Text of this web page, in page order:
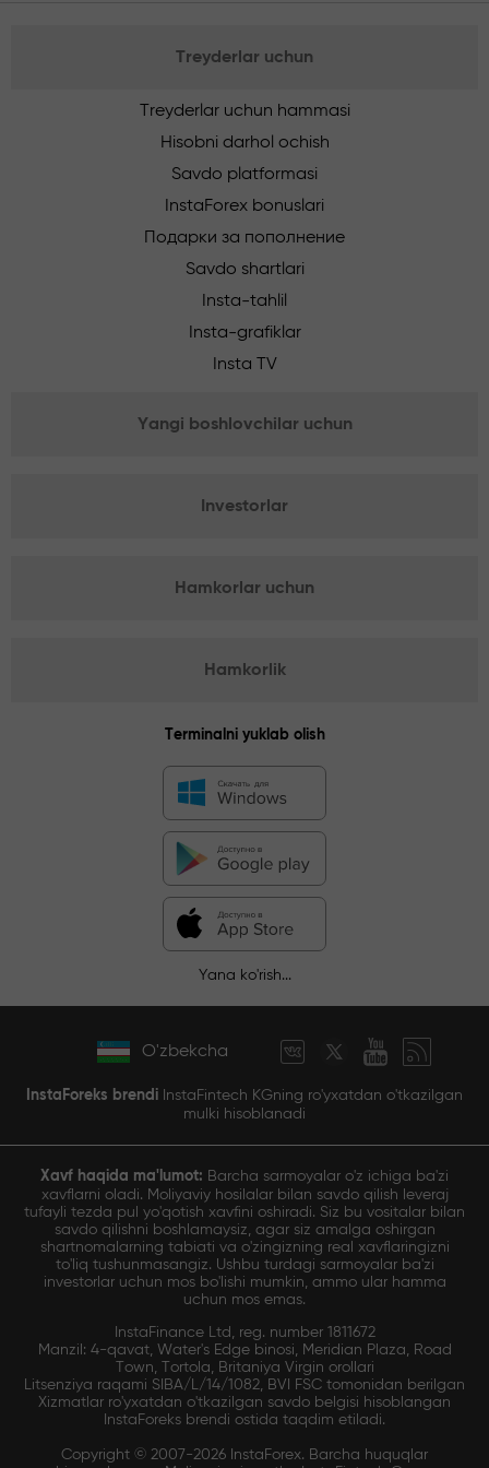
Treyderlar uchun
Treyderlar uchun hammasi
Hisobni darhol ochish
Savdo platformasi
InstaForex bonuslari
Подарки за пополнение
Savdo shartlari
Insta-tahlil
Insta-grafiklar
Insta TV
Yangi boshlovchilar uchun
Investorlar
Hamkorlar uchun
Hamkorlik
Terminalni yuklab olish
Yana ko'rish...
O'zbekcha
InstaForeks brendi InstaFintech KGning ro'yxatdan o'tkazilgan
mulki hisoblanadi
Xavf haqida ma'lumot: Barcha sarmoyalar o'z ichiga ba'zi
xavflarni oladi. Moliyaviy hosilalar bilan savdo qilish leveraj
tufayli tezda pul yo'qotish xavfini oshiradi. Siz bu vositalar bilan
savdo qilishni boshlamaysiz, agar siz amalga oshirgan
shartnomalarning tabiati va o'zingizning real xavflaringizni
to'liq tushunmasangiz. Ushbu turdagi sarmoyalar ba'zi
investorlar uchun mos bo'lishi mumkin, ammo ular hamma
uchun mos emas.
InstaFinance Ltd, reg. number 1811672
Manzil: 4-qavat, Water's Edge binosi, Meridian Plaza, Road
Town, Tortola, Britaniya Virgin orollari
Litsenziya raqami SIBA/L/14/1082, BVI FSC tomonidan berilgan
Xizmatlar ro'yxatdan o'tkazilgan savdo belgisi hisoblangan
InstaForeks brendi ostida taqdim etiladi.
Copyright © 2007-2026 InstaForex. Barcha huquqlar